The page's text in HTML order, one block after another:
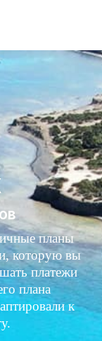
планы
которую вы
платежи
плана
к